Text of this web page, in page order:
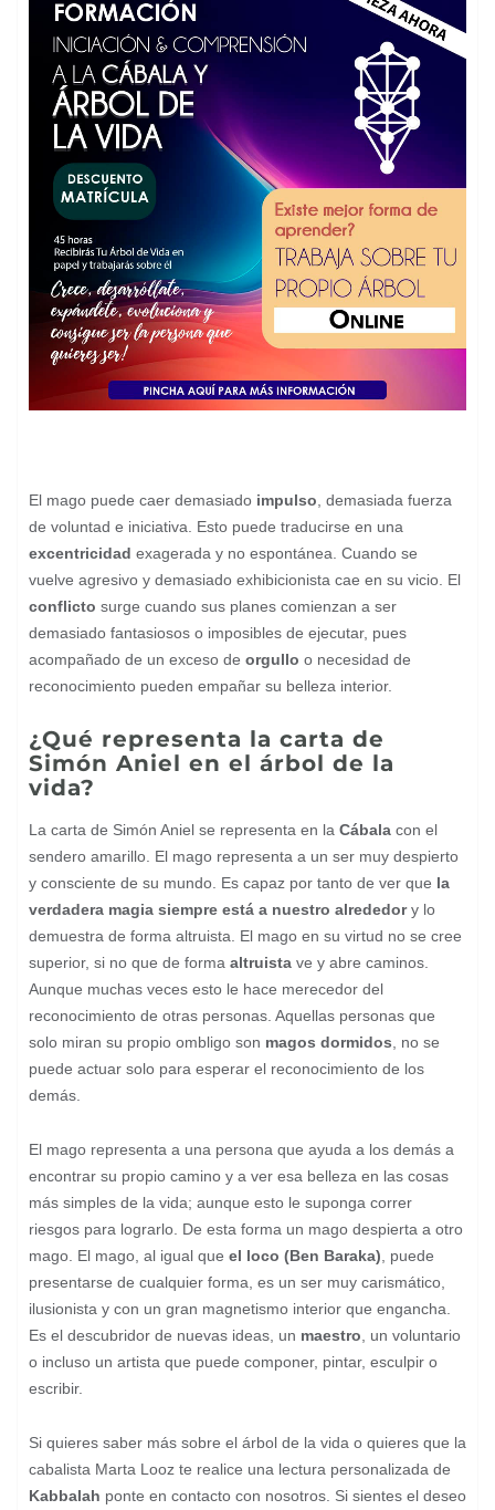
El mago puede caer demasiado impulso, demasiada fuerza
de voluntad e iniciativa. Esto puede traducirse en una
excentricidad exagerada y no espontánea. Cuando se
vuelve agresivo y demasiado exhibicionista cae en su vicio. El
conflicto surge cuando sus planes comienzan a ser
demasiado fantasiosos o imposibles de ejecutar, pues
acompañado de un exceso de orgullo o necesidad de
reconocimiento pueden empañar su belleza interior.
¿Qué representa la carta de
Simón Aniel en el árbol de la
vida?
La carta de Simón Aniel se representa en la Cábala con el
sendero amarillo. El mago representa a un ser muy despierto
y consciente de su mundo. Es capaz por tanto de ver que la
verdadera magia siempre está a nuestro alrededory lo
demuestra de forma altruista. El mago en su virtud no se cree
superior, si no que de forma altruista ve y abre caminos.
Aunque muchas veces esto le hace merecedor del
reconocimiento de otras personas. Aquellas personas que
solo miran su propio ombligo son magos dormidos, no se
puede actuar solo para esperar el reconocimiento de los
demás.
El mago representa a una persona que ayuda a los demás a
encontrar su propio camino y a ver esa belleza en las cosas
más simples de la vida; aunque esto le suponga correr
riesgos para lograrlo. De esta forma un mago despierta a otro
mago. El mago, al igual que el loco (Ben Baraka), puede
presentarse de cualquier forma, es un ser muy carismático,
ilusionista y con un gran magnetismo interior que engancha.
Es el descubridor de nuevas ideas, un maestro, un voluntario
o incluso un artista que puede componer, pintar, esculpir o
escribir.
Si quieres saber más sobre el árbol de la vida o quieres que la
cabalista Marta Looz te realice una lectura personalizada de
Kabbalah ponte en contacto con nosotros. Si sientes el deseo